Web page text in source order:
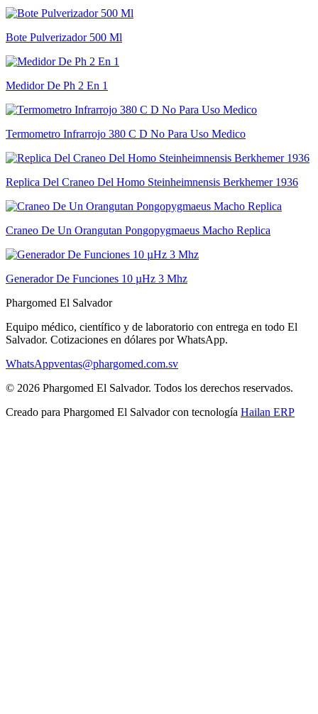
Bote Pulverizador 500 Ml
Medidor De Ph 2 En 1
Termometro Infrarrojo 380 C D No Para Uso Medico
Replica Del Craneo Del Homo Steinheimnensis Berkhemer 1936
Craneo De Un Orangutan Pongopygmaeus Macho Replica
Generador De Funciones 10 µHz 3 Mhz
Phargomed El Salvador
Equipo médico, científico y de laboratorio con entrega en todo El
Salvador. Cotizaciones en dólares por WhatsApp.
WhatsAppventas@phargomed.com.sv
© 2026 Phargomed El Salvador. Todos los derechos reservados.
Creado para Phargomed El Salvadorcon tecnología Hailan ERP